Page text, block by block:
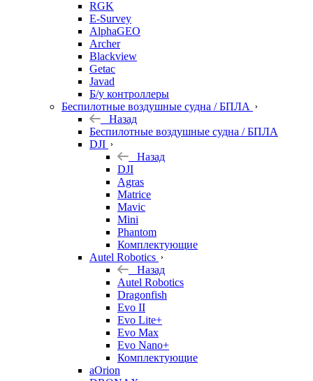
RGK
E-Survey
AlphaGEO
Archer
Blackview
Getac
Javad
Б/у контроллеры
Беспилотные воздушные судна / БПЛА
Назад
Беспилотные воздушные судна / БПЛА
DJI
Назад
DJI
Agras
Matrice
Mavic
Mini
Phantom
Комплектующие
Autel Robotics
Назад
Autel Robotics
Dragonfish
Evo II
Evo Lite+
Evo Max
Evo Nano+
Комплектующие
aOrion